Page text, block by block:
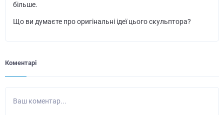
більше.
Що ви думаєте про оригінальні ідеї цього скульптора?
Коментарі
Ваш коментар...